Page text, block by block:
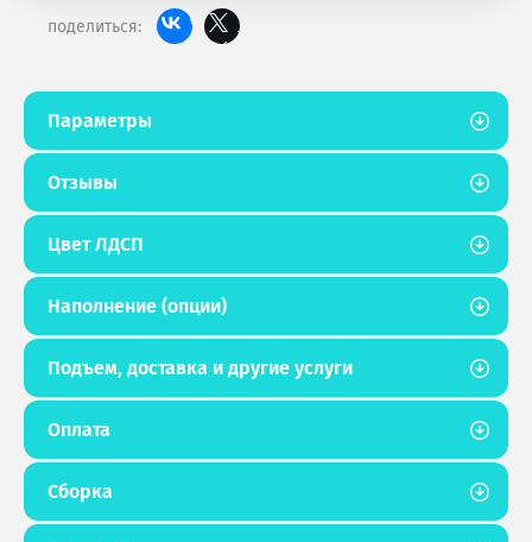
поделиться:
Параметры
Отзывы
Цвет ЛДСП
Наполнение (опции)
Подъем, доставка и другие услуги
Оплата
Сборка